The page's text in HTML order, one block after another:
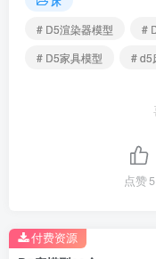
# D5渲染器模型
#
# D5家具模型
# d5
点赞5
付费资源